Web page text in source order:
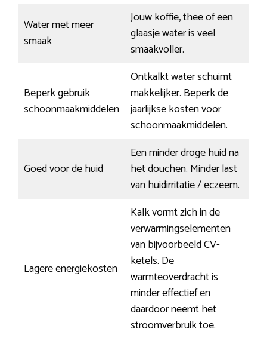
Water met meer
smaak
Jouw koffie, thee of een
glaasje water is veel
smaakvoller.
Beperk gebruik
schoonmaakmiddelen
Ontkalkt water schuimt
makkelijker. Beperk de
jaarlijkse kosten voor
schoonmaakmiddelen.
Goed voor de huid
Een minder droge huid na
het douchen. Minder last
van huidirritatie / eczeem.
Lagere energiekosten
Kalk vormt zich in de
verwarmingselementen
van bijvoorbeeld CV-
ketels. De
warmteoverdracht is
minder effectief en
daardoor neemt het
stroomverbruik toe.